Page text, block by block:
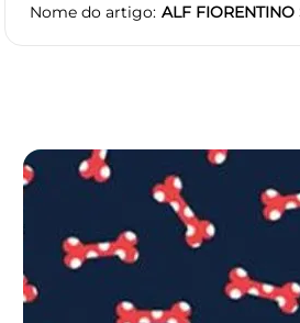
Nome do artigo ALF FIORENTINO